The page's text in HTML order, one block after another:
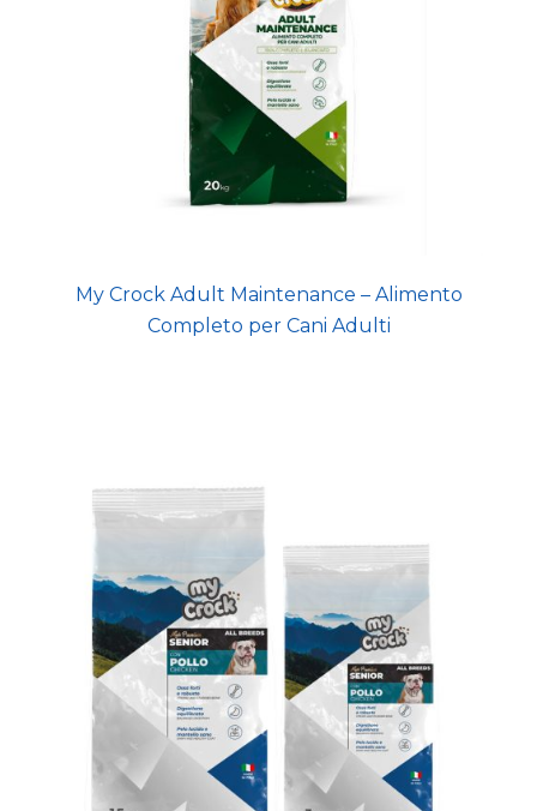
My Crock Adult Maintenance – Alimento
Completo per Cani Adulti